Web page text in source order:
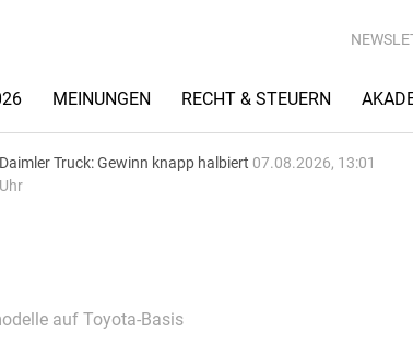
MEINUNGEN RECHT & STEUERN
Daimler Truck: Gewinn knapp halbiert 07.08.2026, 13:01
Uhr
auf Toyota-Basis